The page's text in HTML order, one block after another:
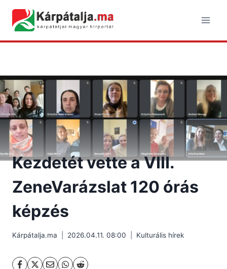
content
Kezdetét vette a VIII.
ZeneVarázslat 120 órás
képzés
Kárpátalja.ma 2026.04.11. 08:00 Kulturális hírek